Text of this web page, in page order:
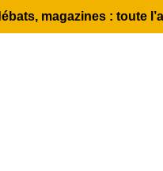
magazines : toute